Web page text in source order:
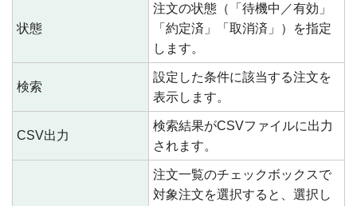
状態
注文の状態（「待機中／有効」
「約定済」「取消済」）を指定
します。
検索
設定した条件に該当する注文を
表示します。
CSV出力
検索結果がCSVファイルに出力
されます。
注文一覧のチェックボックスで
対象注文を選択すると、選択し